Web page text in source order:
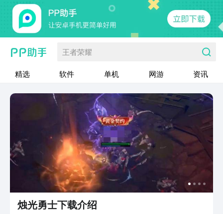
王者荣耀
精选 软件 单机 网游 资讯
烛光勇士下载介绍